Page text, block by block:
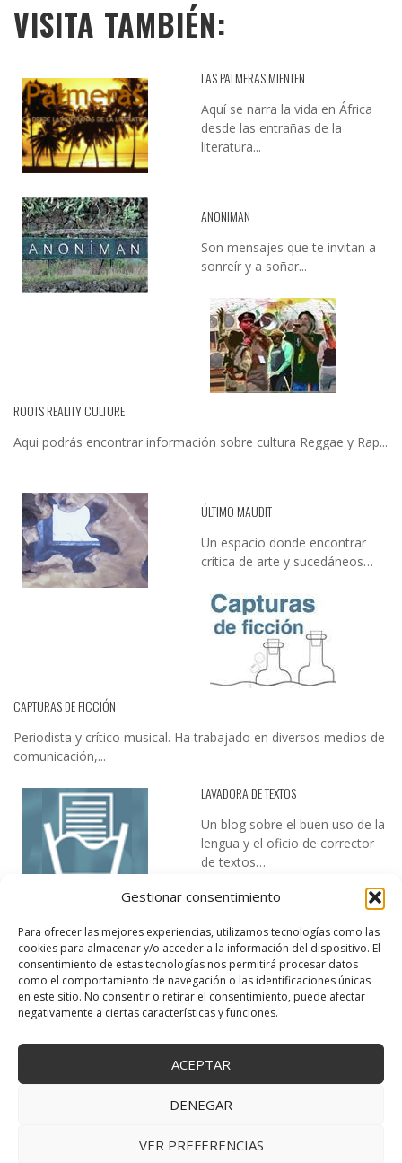
Gestionar consentimiento
Para ofrecer las mejores experiencias, utilizamos tecnologías como las
cookies para almacenar y/o acceder a la información del dispositivo. El
consentimiento de estas tecnologías nos permitirá procesar datos
como el comportamiento de navegación o las identificaciones únicas
en este sitio. No consentir o retirar el consentimiento, puede afectar
negativamente a ciertas características y funciones.
ACEPTAR
DENEGAR
VER PREFERENCIAS
VISITA TAMBIÉN:
LAS PALMERAS MIENTEN
Aquí se narra la vida en África
desde las entrañas de la
literatura...
ANONIMAN
Son mensajes que te invitan a
sonreír y a soñar...
ROOTS REALITY CULTURE
Aqui podrás encontrar información sobre cultura Reggae y Rap...
ÚLTIMO MAUDIT
Un espacio donde encontrar
crítica de arte y sucedáneos…
CAPTURAS DE FICCIÓN
Periodista y crítico musical. Ha trabajado en diversos medios de
comunicación,...
LAVADORA DE TEXTOS
Un blog sobre el buen uso de la
lengua y el oficio de corrector
de textos…
DESIREE MARTÍN